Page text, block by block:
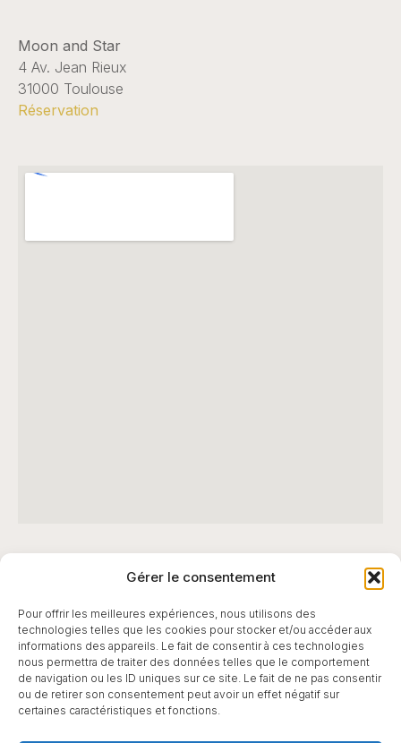
Gérer le consentement
Pour offrir les meilleures expériences, nous utilisons des
technologies telles que les cookies pour stocker et/ou accéder aux
informations des appareils. Le fait de consentir à ces technologies
nous permettra de traiter des données telles que le comportement
de navigation ou les ID uniques sur ce site. Le fait de ne pas consentir
ou de retirer son consentement peut avoir un effet négatif sur
certaines caractéristiques et fonctions.
Moon and Star
4 Av. Jean Rieux
31000 Toulouse
Réservation
Liens Rapides
Contact Head spa duo Toulouse
Tarif head spa toulouse Moon and Star
Formation Head Spa Toulouse